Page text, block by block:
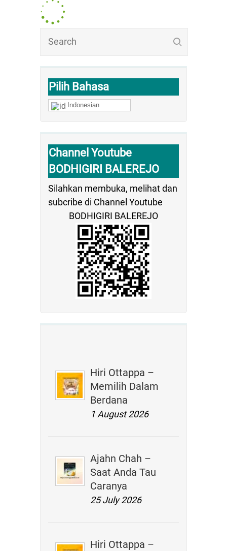
Pilih Bahasa
Indonesian
Channel Youtube
BODHIGIRI BALEREJO
Silahkan membuka, melihat dan
subcribe di Channel Youtube
BODHIGIRI BALEREJO
Hiri Ottappa –
Memilih Dalam
Berdana
1 August 2026
Ajahn Chah –
Saat Anda Tau
Caranya
25 July 2026
Hiri Ottappa –